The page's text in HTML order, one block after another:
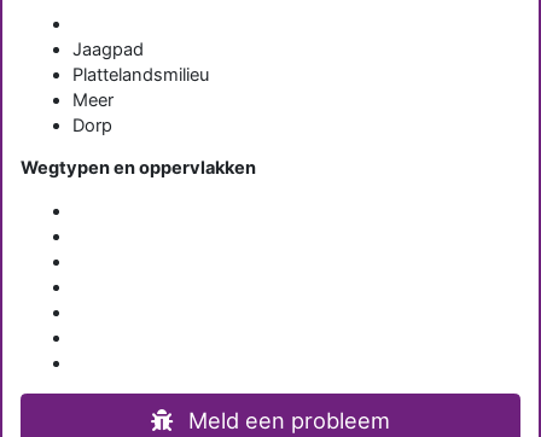
Jaagpad
Plattelandsmilieu
Meer
Dorp
Wegtypen en oppervlakken
Meld een probleem